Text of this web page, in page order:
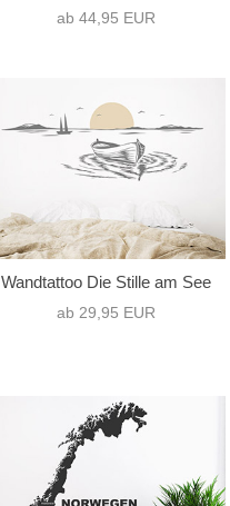
ab 44,95 EUR
Wandtattoo Die Stille am See
ab 29,95 EUR